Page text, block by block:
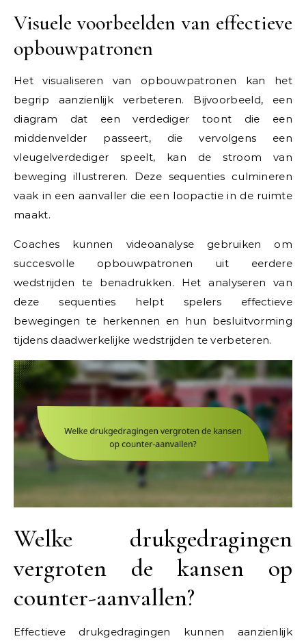
Visuele voorbeelden van effectieve
opbouwpatronen
Het visualiseren van opbouwpatronen kan het
begrip aanzienlijk verbeteren. Bijvoorbeeld, een
diagram dat een verdediger toont die een
middenvelder passeert, die vervolgens een
vleugelverdediger speelt, kan de stroom van
beweging illustreren. Deze sequenties culmineren
vaak in een aanvaller die een loopactie in de ruimte
maakt.
Coaches kunnen videoanalyse gebruiken om
succesvolle opbouwpatronen uit eerdere
wedstrijden te benadrukken. Het analyseren van
deze sequenties helpt spelers effectieve
bewegingen te herkennen en hun besluitvorming
tijdens daadwerkelijke wedstrijden te verbeteren.
Welke drukgedragingen
vergroten de kansen op
counter-aanvallen?
Effectieve drukgedragingen kunnen aanzienlijk